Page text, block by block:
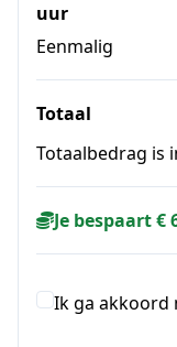
uur
Eenmalig
Totaal
Totaalbedrag is
Je bespaart €
Ik ga akkoord